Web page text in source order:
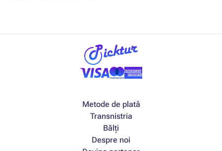
Metode de platâ
Transnistria
Bălți
Despre noi